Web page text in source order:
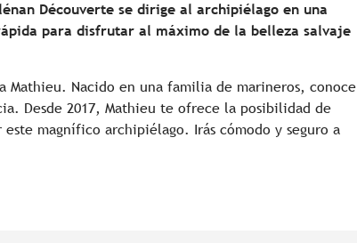
Découverte se dirige al archipiélago en una
para disfrutar al máximo de la belleza salvaje
Mathieu. Nacido en una familia de marineros, conoce
Desde 2017, Mathieu te ofrece la posibilidad de
magnífico archipiélago. Irás cómodo y seguro a